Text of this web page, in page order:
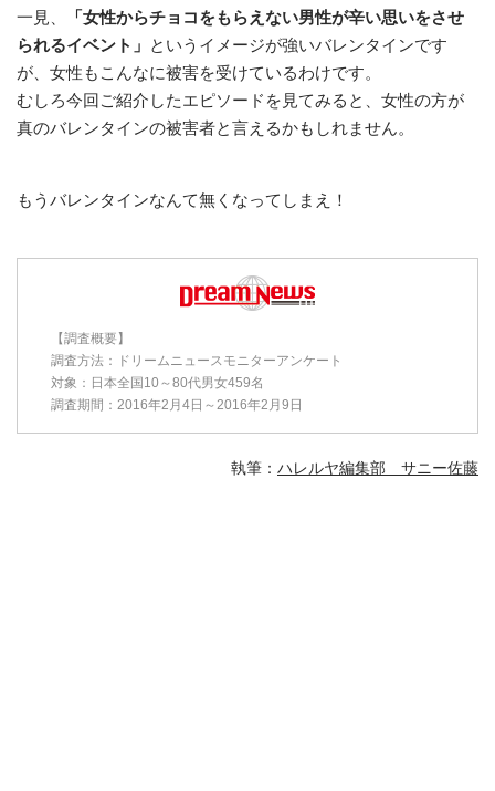
一見、
「女性からチョコをもらえない男性が辛い思いをさせ
られるイベント」 というイメージが強いバレンタインです
が、女性もこんなに被害を受けているわけです。
むしろ今回ご紹介したエピソードを見てみると、女性の方が
真のバレンタインの被害者と言えるかもしれません。
もうバレンタインなんて無くなってしまえ！
【調査概要】
調査方法：ドリームニュースモニターアンケート
対象：日本全国10～80代男女459名
調査期間：2016年2月4日～2016年2月9日
執筆： ハレルヤ編集部 サニー佐藤